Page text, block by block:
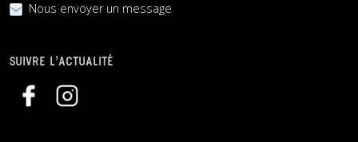
Nous envoyer un message
SUIVRE L’ACTUALITÉ